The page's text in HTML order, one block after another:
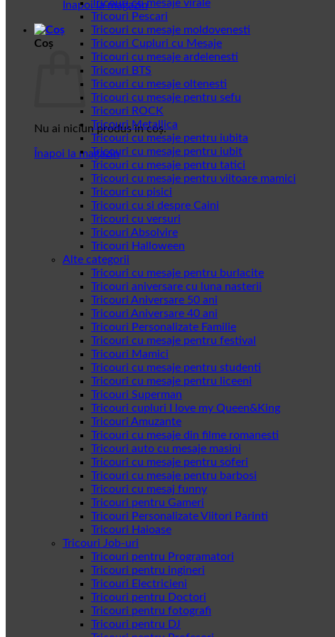
Înapoi la magazin
Coș
Nu ai niciun produs în coș.
Înapoi la magazin
Tricouri cu mesaje virale
Tricouri Pescari
Tricouri cu mesaje moldovenesti
Tricouri Cupluri cu Mesaje
Tricouri cu mesaje ardelenesti
Tricouri BTS
Tricouri cu mesaje oltenesti
Tricouri cu mesaje pentru sefu
Tricouri ROCK
Tricouri Metallica
Tricouri cu mesaje pentru iubita
Tricouri cu mesaje pentru iubit
Tricouri cu mesaje pentru tatici
Tricouri cu mesaje pentru viitoare mamici
Tricouri cu pisici
Tricouri cu si despre Caini
Tricouri cu versuri
Tricouri Absolvire
Tricouri Halloween
Alte categorii
Tricouri cu mesaje pentru burlacite
Tricouri aniversare cu luna nasterii
Tricouri Aniversare 50 ani
Tricouri Aniversare 40 ani
Tricouri Personalizate Familie
Tricouri cu mesaje pentru festival
Tricouri Mamici
Tricouri cu mesaje pentru studenti
Tricouri cu mesaje pentru liceeni
Tricouri Superman
Tricouri cupluri I love my Queen&King
Tricouri Amuzante
Tricouri cu mesaje din filme romanesti
Tricouri auto cu mesaje masini
Tricouri cu mesaje pentru soferi
Tricouri cu mesaje pentru barbosi
Tricouri cu mesaj funny
Tricouri pentru Gameri
Tricouri Personalizate Viitori Parinti
Tricouri Haioase
Tricouri Job-uri
Tricouri pentru Programatori
Tricouri pentru ingineri
Tricouri Electricieni
Tricouri pentru Doctori
Tricouri pentru fotografi
Tricouri pentru DJ